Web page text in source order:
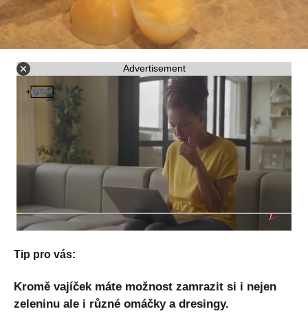
Advertisement
Tip pro vás:
Kromě vajíček máte možnost zamrazit si i nejen
zeleninu ale i různé omáčky a dresingy.